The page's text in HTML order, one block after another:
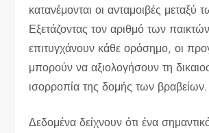
κατανέμονται οι ανταμοιβές μεταξύ
Εξετάζοντας τον αριθμό των
επιτυγχάνουν κάθε ορόσημο, οι
μπορούν να αξιολογήσουν τη
ισορροπία της δομής των βραβείων.
Δεδομένα δείχνουν ότι ένα